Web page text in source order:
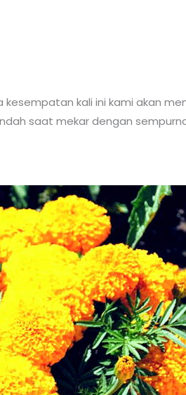
kali ini kami akan
saat mekar dengan